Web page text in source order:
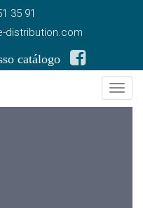
35 91
distribution.com
catálogo